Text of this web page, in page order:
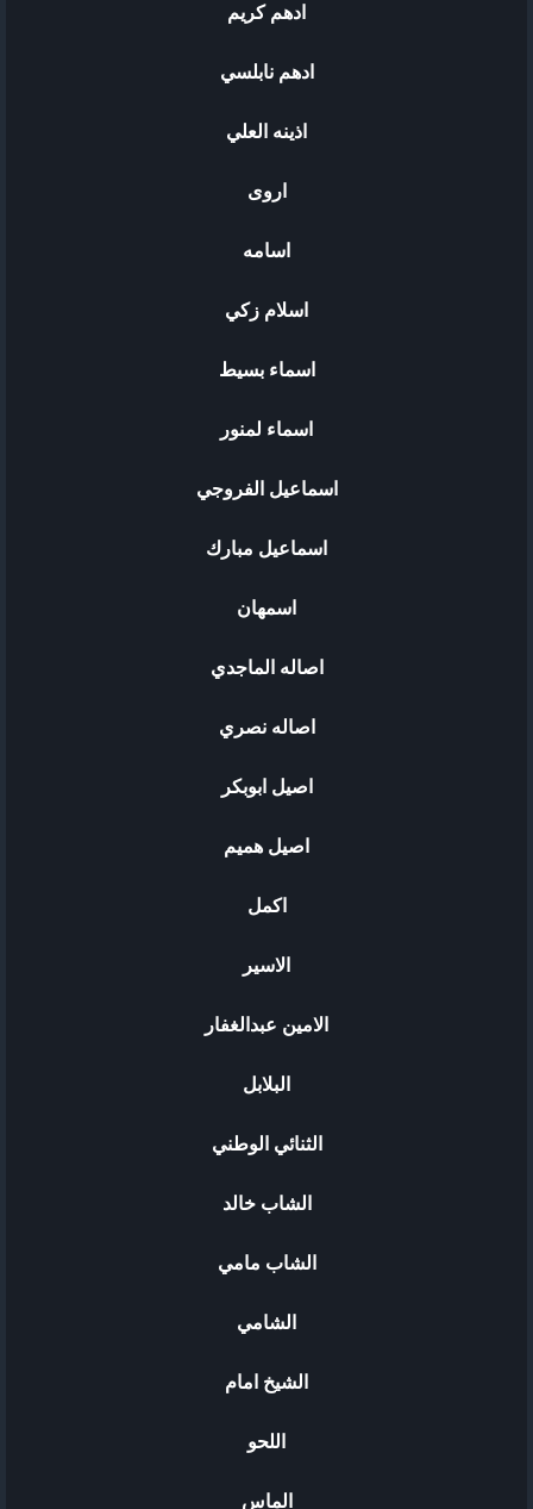
ادهم كريم
ادهم نابلسي
اذينه العلي
اروى
اسامه
اسلام زكي
اسماء بسيط
اسماء لمنور
اسماعيل الفروجي
اسماعيل مبارك
اسمهان
اصاله الماجدي
اصاله نصري
اصيل ابوبكر
اصيل هميم
اكمل
الاسير
الامين عبدالغفار
البلابل
الثنائي الوطني
الشاب خالد
الشاب مامي
الشامي
الشيخ امام
اللحو
الماس